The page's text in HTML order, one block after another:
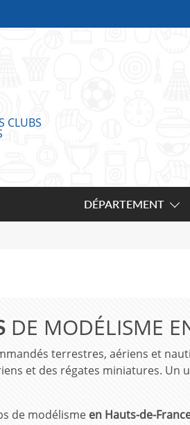
DE MODÉLISME
terrestres, aériens et
et des régates miniatures.
de modélisme en Hauts-de-
DÉPARTEMENT
CLUBS